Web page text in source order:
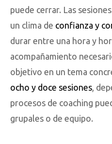
puede cerrar. Las
un clima de confianza y
durar entre una hora y
acompañamiento
objetivo en un tema
ocho y doce sesiones,
procesos de coaching
grupales o de equipo.